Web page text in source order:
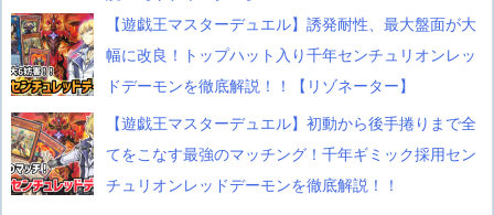
【遊戯王マスターデュエル】誘発耐性、最大盤面が大
幅に改良！トップハット入り千年センチュリオンレッ
ドデーモンを徹底解説！！【リゾネーター】
【遊戯王マスターデュエル】初動から後手捲りまで全
てをこなす最強のマッチング！千年ギミック採用セン
チュリオンレッドデーモンを徹底解説！！